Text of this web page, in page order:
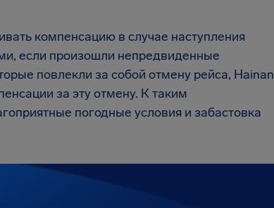
компенсацию в случае наступления
если произошли непредвиденные
повлекли за собой отмену рейса, Hainan
за эту отмену. К таким
погодные условия и забастовка